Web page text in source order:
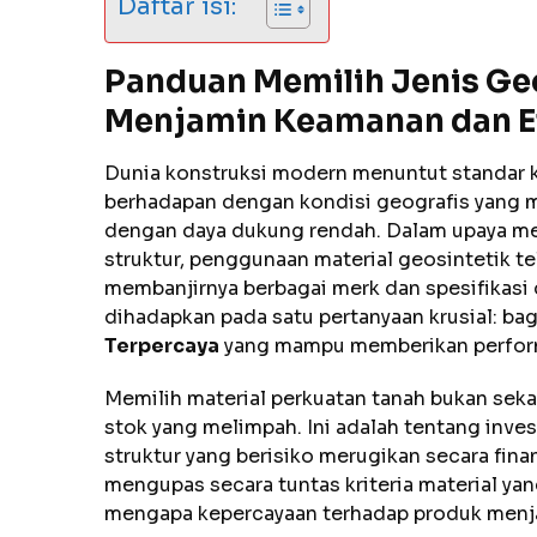
Daftar isi:
Panduan Memilih Jenis
Menjamin Keamanan
Dunia konstruksi modern menuntut standar
berhadapan dengan kondisi geografis yang
dengan daya dukung rendah. Dalam upaya
struktur, penggunaan material geosintetik
membanjirnya berbagai merk dan
dihadapkan pada satu pertanyaan krusial:
Terpercaya yang mampu memberikan
Memilih material perkuatan tanah bukan
stok yang melimpah. Ini adalah tentang
struktur yang berisiko merugikan secara
mengupas secara tuntas kriteria material
mengapa kepercayaan terhadap produk